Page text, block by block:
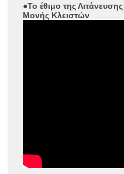
●Το έθιμο της
Μονής Κλειστών